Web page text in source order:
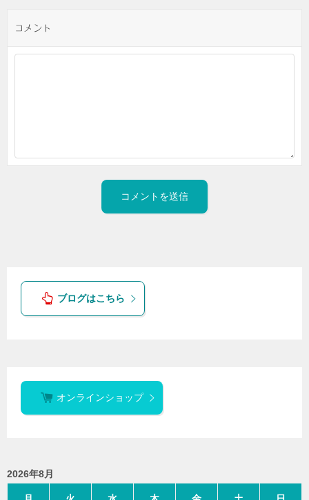
コメント
ブログはこちら
オンラインショップ
2026年8月